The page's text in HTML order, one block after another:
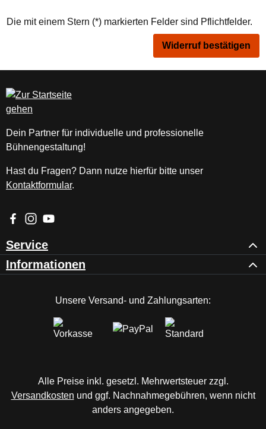
Die mit einem Stern (*) markierten Felder sind Pflichtfelder.
Widerruf bestätigen
Dein Partner für individuelle und professionelle
Bühnengestaltung!
Hast du Fragen? Dann nutze hierfür bitte unser
Kontaktformular.
Besuche uns auf Facebook – öffnet in neuem Tab (externer
Schau auf Instagram vorbei – öffnet in neuem Tab
Sieh dir unsere Videos auf YouTube an – öffnet in
Service
Informationen
Unsere Versand- und Zahlungsarten:
Alle Preise inkl. gesetzl. Mehrwertsteuer zzgl.
Versandkosten und ggf. Nachnahmegebühren, wenn nicht
anders angegeben.